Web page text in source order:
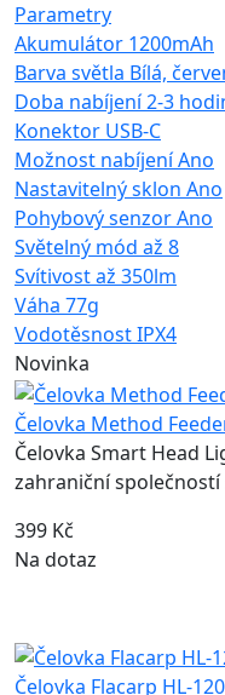
Parametry
Akumulátor 1200mAh
Barva světla Bílá,
Doba nabíjení2-3
Konektor USB-C
Možnost nabíjeníAno
Nastavitelný sklon Ano
Pohybový senzorAno
Světelný mód až 8
Svítivostaž 350lm
Váha 77g
VodotěsnostIPX4
Novinka
Čelovka Method
Čelovka Smart Head
zahraniční společností
399 Kč
Na dotaz
Čelovka Flacarp HL-